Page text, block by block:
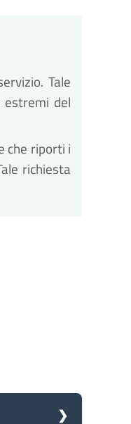
Tale
del
che riporti i
richiesta